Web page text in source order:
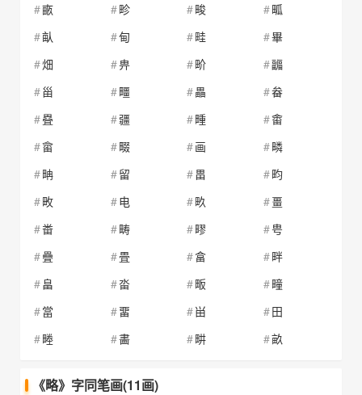
畞
畛 畯
畖
畒
甸 畦
畢
畑
畁 畍
疈
甾
疅 畾
畚
疂
疆 畽
畬
畲
畷 画
疄
畘
留 畕
畇
畋
电 畂
畺
畨
畴 疁
甹
疊
畳 畣
畔
畠
畓 畈
疃
當
畱 畄
田
畻
畵 畊 畝
《略》字同笔画(11画)